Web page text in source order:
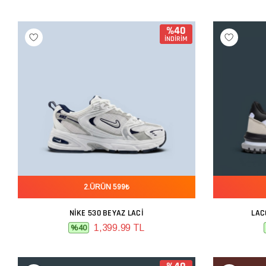
%40
İNDİRİM
2.ÜRÜN 599₺
SEPETE EKLE
NIKE 530 BEYAZ LACI
%40 1,399.99 TL